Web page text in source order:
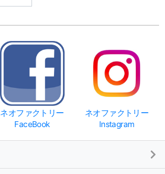
ネオファクトリー
FaceBook
ネオファクトリー
Instagram